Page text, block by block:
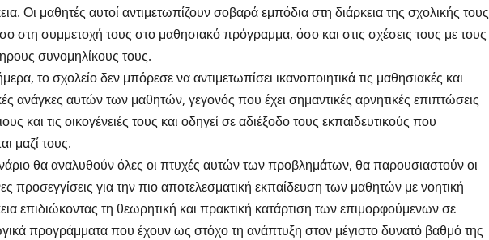
Οι μαθητές αυτοί αντιμετωπίζουν σοβαρά εμπόδια στη διάρκεια της σχολικής τους
στη συμμετοχή τους στο μαθησιακό πρόγραμμα, όσο και στις σχέσεις τους με τους
συνομηλίκους τους.
το σχολείο δεν μπόρεσε να αντιμετωπίσει ικανοποιητικά τις μαθησιακές και
ανάγκες αυτών των μαθητών, γεγονός που έχει σημαντικές αρνητικές επιπτώσεις
και τις οικογένειές τους και οδηγεί σε αδιέξοδο τους εκπαιδευτικούς που
μαζί τους.
θα αναλυθούν όλες οι πτυχές αυτών των προβλημάτων, θα παρουσιαστούν οι
προσεγγίσεις για την πιο αποτελεσματική εκπαίδευση των μαθητών με νοητική
επιδιώκοντας τη θεωρητική και πρακτική κατάρτιση των επιμορφούμενων σε
προγράμματα που έχουν ως στόχο τη ανάπτυξη στον μέγιστο δυνατό βαθμό της